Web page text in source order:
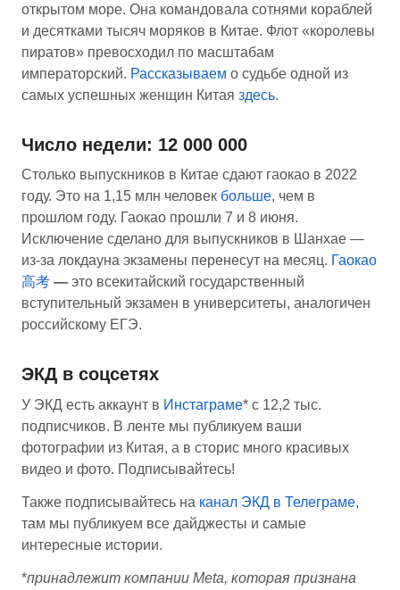
открытом море. Она командовала сотнями кораблей
и десятками тысяч моряков в Китае. Флот «королевы
пиратов» превосходил по масштабам
императорский. Рассказываем о судьбе одной из
самых успешных женщин Китая здесь.
Число недели: 12 000 000
Столько выпускников в Китае сдают гаокао в 2022
году. Это на 1,15 млн человек больше, чем в
прошлом году. Гаокао прошли 7 и 8 июня.
Исключение сделано для выпускников в Шанхае —
из-за локдауна экзамены перенесут на месяц. Гаокао
高考 — это всекитайский государственный
вступительный экзамен в университеты, аналогичен
российскому ЕГЭ.
ЭКД в соцсетях
У ЭКД есть аккаунт в Инстаграме* с 12,2 тыс.
подписчиков. В ленте мы публикуем ваши
фотографии из Китая, а в сторис много красивых
видео и фото. Подписывайтесь!
Также подписывайтесь на канал ЭКД в Телеграме,
там мы публикуем все дайджесты и самые
интересные истории.
*принадлежит компании Meta, которая признана